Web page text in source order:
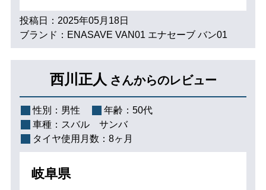
投稿日：2025年05月18日
ブランド：ENASAVE VAN01 エナセーブ バン01
西川正人 さんからのレビュー
性別： 男性 年齢： 50代
車種： スバル サンバ
タイヤ使用月数： 8ヶ月
岐阜県